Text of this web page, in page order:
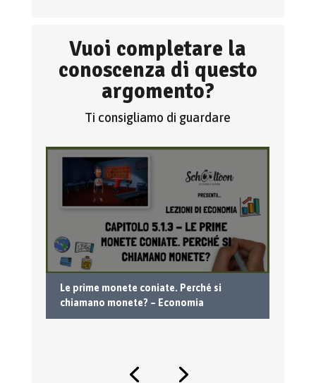
Vuoi completare la
conoscenza di questo
argomento?
Ti consigliamo di guardare
Le prime monete coniate. Perché si
chiamano monete? – Economia